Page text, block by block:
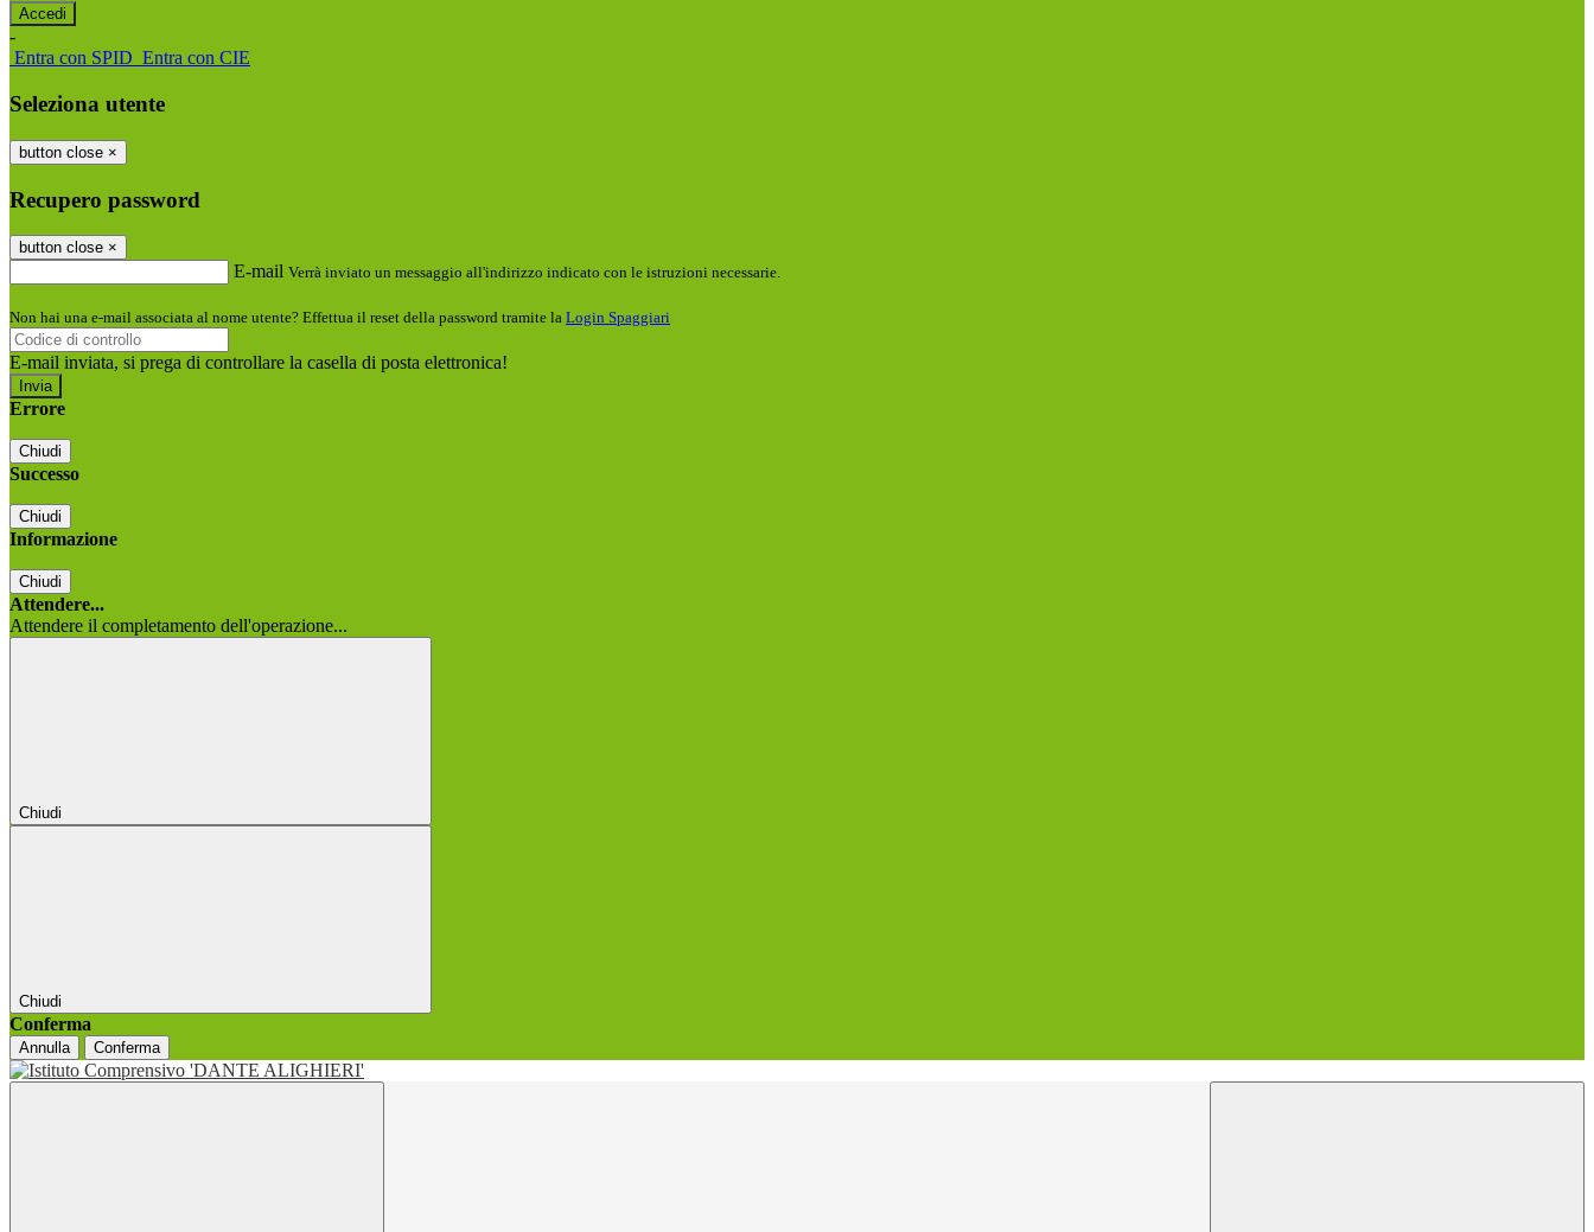
-
Entra con SPID Entra con CIE
Seleziona utente
button close ×
Recupero password
button close ×
E-mail Verrà inviato un messaggio all'indirizzo indicato con le istruzioni necessarie.
Non hai una e-mail associata al nome utente? Effettua il reset della password tramite la Login Spaggiari
E-mail inviata, si prega di controllare la casella di posta elettronica!
Errore
Chiudi
Successo
Chiudi
Informazione
Chiudi
Attendere...
Attendere il completamento dell'operazione...
Chiudi
Chiudi
Conferma
Annulla Conferma